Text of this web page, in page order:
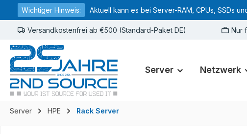
Zur Hauptnavigation springen
Wichtiger Hinweis: Aktuell kann es bei Server-RAM, CPUs, SSDs
Versandkostenfrei ab €500 (Standard-Paket DE) Nur
Server Netzwerk
Server HPE Rack Server